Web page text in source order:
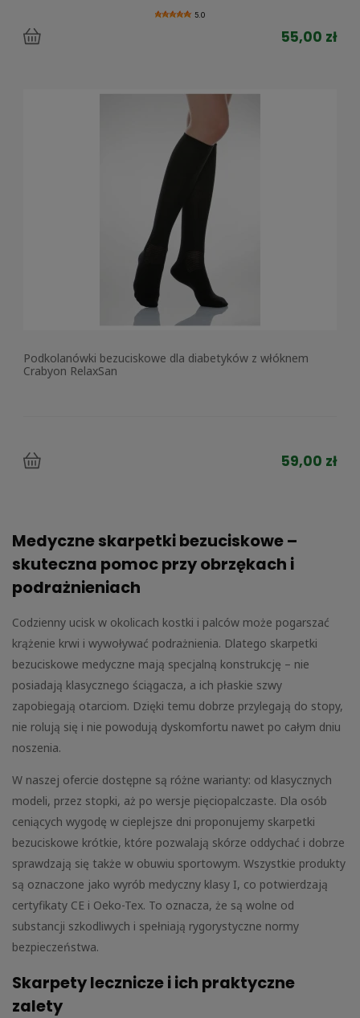
5.0
55,00 zł
Podkolanówki bezuciskowe dla diabetyków z włóknem
Crabyon RelaxSan
59,00 zł
Medyczne skarpetki bezuciskowe –
skuteczna pomoc przy obrzękach i
podrażnieniach
Codzienny ucisk w okolicach kostki i palców może pogarszać
krążenie krwi i wywoływać podrażnienia. Dlatego skarpetki
bezuciskowe medyczne mają specjalną konstrukcję – nie
posiadają klasycznego ściągacza, a ich płaskie szwy
zapobiegają otarciom. Dzięki temu dobrze przylegają do stopy,
nie rolują się i nie powodują dyskomfortu nawet po całym dniu
noszenia.
W naszej ofercie dostępne są różne warianty: od klasycznych
modeli, przez stopki, aż po wersje pięciopalczaste. Dla osób
ceniących wygodę w cieplejsze dni proponujemy skarpetki
bezuciskowe krótkie, które pozwalają skórze oddychać i dobrze
sprawdzają się także w obuwiu sportowym. Wszystkie produkty
są oznaczone jako wyrób medyczny klasy I, co potwierdzają
certyfikaty CE i Oeko-Tex. To oznacza, że są wolne od
substancji szkodliwych i spełniają rygorystyczne normy
bezpieczeństwa.
Skarpety lecznicze i ich praktyczne
zalety